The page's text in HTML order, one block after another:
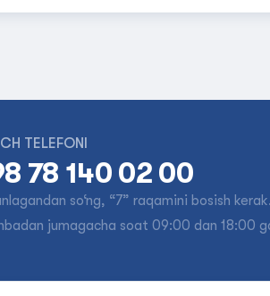
TELEFONI
78 140 02 00
so‘ng, “7” raqamini bosish kerak.
jumagacha soat 09:00 dan 18:00